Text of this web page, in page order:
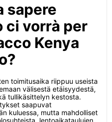
sapere
ci vorrà per
Kenya
toimitusaika riippuu useista
välisestä etäisyydestä,
tullikäsittelyn kestosta.
saapuvat
kuluessa, mutta mahdolliset
lentoaikataulujen